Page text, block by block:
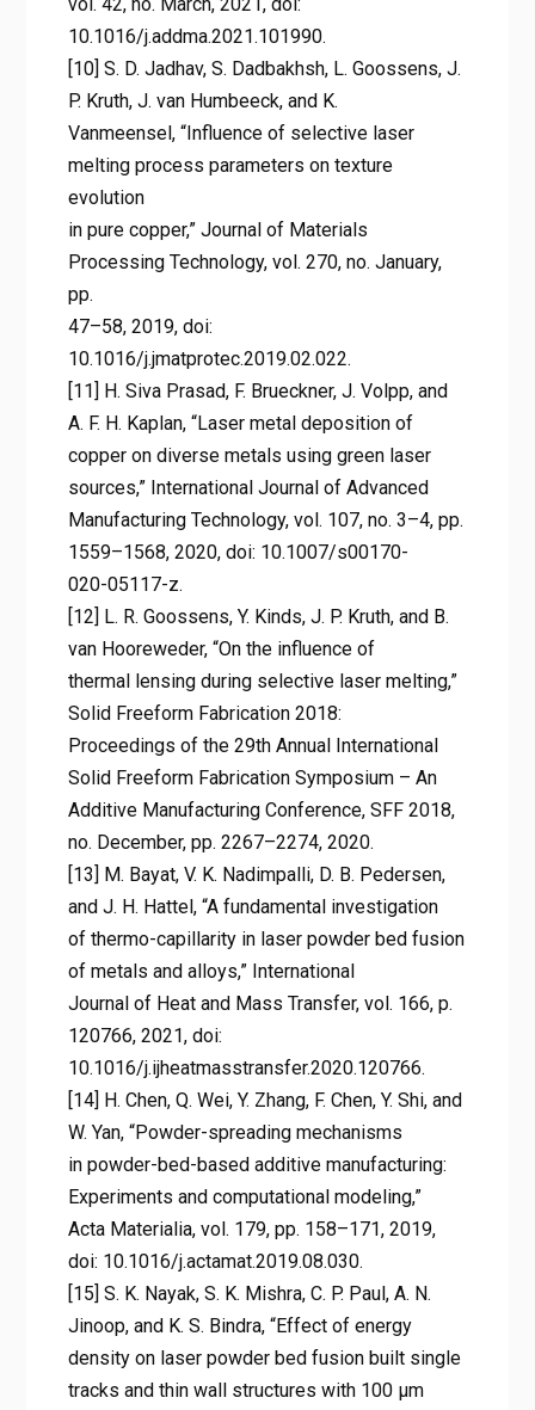
10.1016/j.addma.2021.101990.
[10] S. D. Jadhav, S. Dadbakhsh, L. Goossens, J.
P. Kruth, J. van Humbeeck, and K.
Vanmeensel, “Influence of selective laser
melting process parameters on texture
evolution
in pure copper,” Journal of Materials
Processing Technology, vol. 270, no. January,
pp.
47–58, 2019, doi:
10.1016/j.jmatprotec.2019.02.022.
[11] H. Siva Prasad, F. Brueckner, J. Volpp, and
A. F. H. Kaplan, “Laser metal deposition of
copper on diverse metals using green laser
sources,” International Journal of Advanced
Manufacturing Technology, vol. 107, no. 3–4, pp.
1559–1568, 2020, doi: 10.1007/s00170-
020-05117-z.
[12] L. R. Goossens, Y. Kinds, J. P. Kruth, and B.
van Hooreweder, “On the influence of
thermal lensing during selective laser melting,”
Solid Freeform Fabrication 2018:
Proceedings of the 29th Annual International
Solid Freeform Fabrication Symposium – An
Additive Manufacturing Conference, SFF 2018,
no. December, pp. 2267–2274, 2020.
[13] M. Bayat, V. K. Nadimpalli, D. B. Pedersen,
and J. H. Hattel, “A fundamental investigation
of thermo-capillarity in laser powder bed fusion
of metals and alloys,” International
Journal of Heat and Mass Transfer, vol. 166, p.
120766, 2021, doi:
10.1016/j.ijheatmasstransfer.2020.120766.
[14] H. Chen, Q. Wei, Y. Zhang, F. Chen, Y. Shi, and
W. Yan, “Powder-spreading mechanisms
in powder-bed-based additive manufacturing:
Experiments and computational modeling,”
Acta Materialia, vol. 179, pp. 158–171, 2019,
doi: 10.1016/j.actamat.2019.08.030.
[15] S. K. Nayak, S. K. Mishra, C. P. Paul, A. N.
Jinoop, and K. S. Bindra, “Effect of energy
density on laser powder bed fusion built single
tracks and thin wall structures with 100 µm